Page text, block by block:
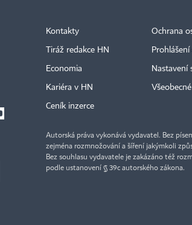
Kontakty
Tiráž redakce HN
Economia
Kariéra v HN
Ceník inzerce
Ochrana
Nastavení
Autorská práva vykonává vydavatel. Bez
zejména rozmnožování a šíření jakýmkoli
Bez souhlasu vydavatele je zakázáno též
podle ustanovení § 39c autorského zákona.